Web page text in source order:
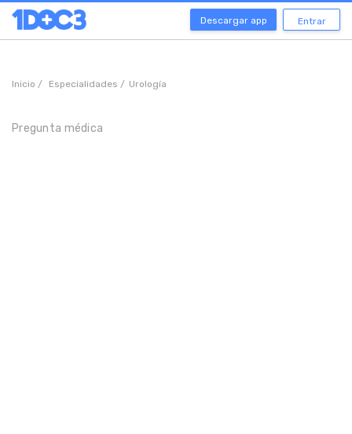
Descargar app Entrar
Inicio / Especialidades / Urología
Pregunta médica